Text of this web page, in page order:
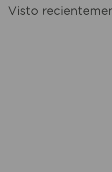
Visto